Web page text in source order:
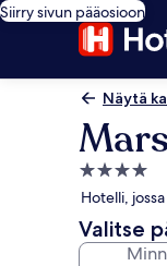
Siirry sivun pääosioon
Näytä
4.0
tähden
Hotelli,
Valitse